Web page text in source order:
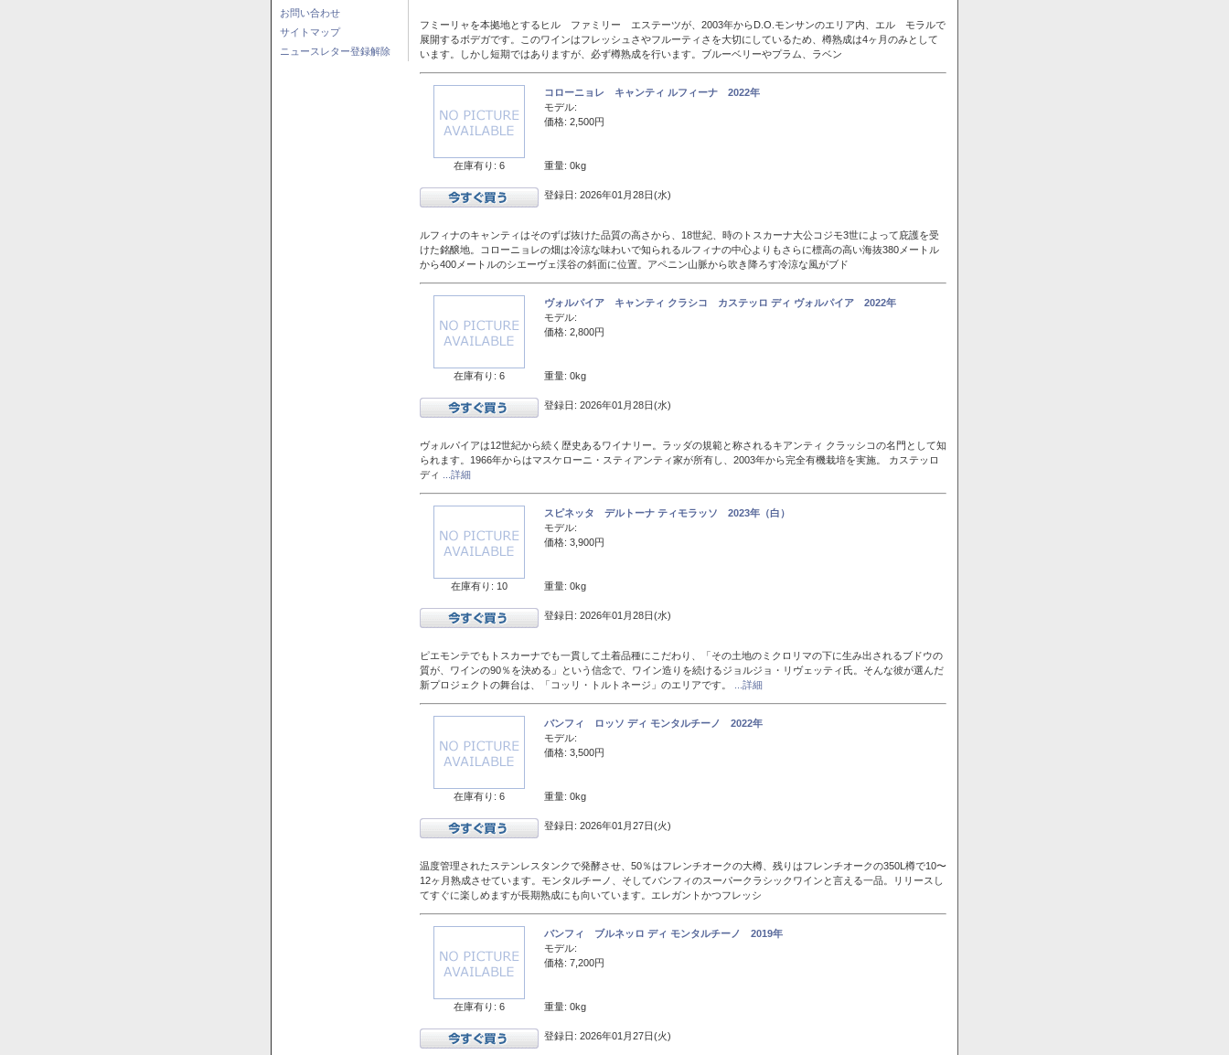
お問い合わせ
サイトマップ
ニュースレター登録解除
フミーリャを本拠地とするヒル ファミリー エステーツが、2003年からD.O.モンサンのエリア内、エル モラルで
展開するボデガです。このワインはフレッシュさやフルーティさを大切にしているため、樽熟成は4ヶ月のみとして
います。しかし短期ではありますが、必ず樽熟成を行います。ブルーベリーやプラム、ラベン
在庫有り: 6
コローニョレ キャンティ ルフィーナ 2022年
モデル:
価格: 2,500円
重量: 0kg
登録日: 2026年01月28日(水)
ルフィナのキャンティはそのずば抜けた品質の高さから、18世紀、時のトスカーナ大公コジモ3世によって庇護を受
けた銘醸地。コローニョレの畑は冷涼な味わいで知られるルフィナの中心よりもさらに標高の高い海抜380メートル
から400メートルのシエーヴェ渓谷の斜面に位置。アペニン山脈から吹き降ろす冷涼な風がブド
在庫有り: 6
ヴォルパイア キャンティ クラシコ カステッロ ディ ヴォルパイア 2022年
モデル:
価格: 2,800円
重量: 0kg
登録日: 2026年01月28日(水)
ヴォルパイアは12世紀から続く歴史あるワイナリー。ラッダの規範と称されるキアンティ クラッシコの名門として知
られます。1966年からはマスケローニ・スティアンティ家が所有し、2003年から完全有機栽培を実施。 カステッロ
ディ
...詳細
在庫有り: 10
スピネッタ デルトーナ ティモラッソ 2023年（白）
モデル:
価格: 3,900円
重量: 0kg
登録日: 2026年01月28日(水)
ピエモンテでもトスカーナでも一貫して土着品種にこだわり、「その土地のミクロリマの下に生み出されるブドウの
質が、ワインの90％を決める」という信念で、ワイン造りを続けるジョルジョ・リヴェッティ氏。そんな彼が選んだ
新プロジェクトの舞台は、「コッリ・トルトネージ」のエリアです。
...詳細
在庫有り: 6
バンフィ ロッソ ディ モンタルチーノ 2022年
モデル:
価格: 3,500円
重量: 0kg
登録日: 2026年01月27日(火)
温度管理されたステンレスタンクで発酵させ、50％はフレンチオークの大樽、残りはフレンチオークの350L樽で10〜
12ヶ月熟成させています。モンタルチーノ、そしてバンフィのスーパークラシックワインと言える一品。リリースし
てすぐに楽しめますが長期熟成にも向いています。エレガントかつフレッシ
在庫有り: 6
バンフィ ブルネッロ ディ モンタルチーノ 2019年
モデル:
価格: 7,200円
重量: 0kg
登録日: 2026年01月27日(火)